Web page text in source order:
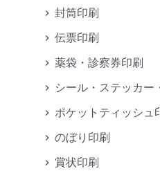
封筒印刷
伝票印刷
薬袋・診察券印刷
シール・ステッカー
ポケットティッシュ
のぼり印刷
賞状印刷